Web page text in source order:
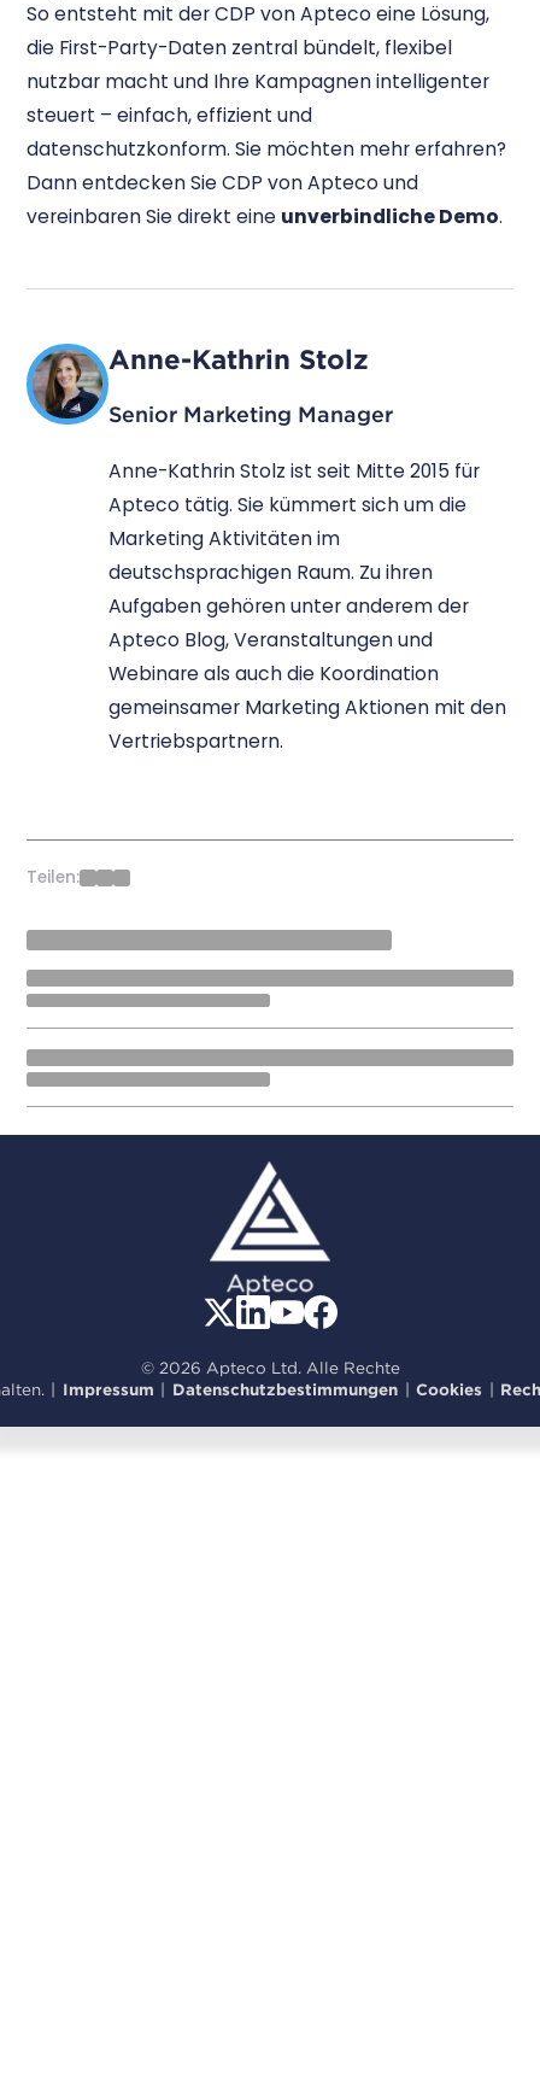
So entsteht mit der CDP von Apteco eine Lösung,
die First-Party-Daten zentral bündelt, flexibel
nutzbar macht und Ihre Kampagnen intelligenter
steuert – einfach, effizient und
datenschutzkonform. Sie möchten mehr erfahren?
Dann entdecken Sie CDP von Apteco und
vereinbaren Sie direkt eine unverbindliche Demo.
Anne-Kathrin Stolz
Senior Marketing Manager
Anne-Kathrin Stolz ist seit Mitte 2015 für
Apteco tätig. Sie kümmert sich um die
Marketing Aktivitäten im
deutschsprachigen Raum. Zu ihren
Aufgaben gehören unter anderem der
Apteco Blog, Veranstaltungen und
Webinare als auch die Koordination
gemeinsamer Marketing Aktionen mit den
Vertriebspartnern.
Teilen:
© 2026 Apteco Ltd. Alle Rechte
| Impressum | Datenschutzbestimmungen | Cookies |